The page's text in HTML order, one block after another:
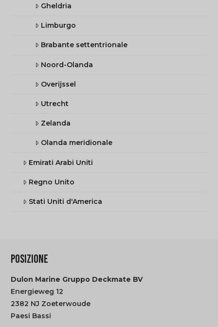
Gheldria
Limburgo
Brabante settentrionale
Noord-Olanda
Overijssel
Utrecht
Zelanda
Olanda meridionale
Emirati Arabi Uniti
Regno Unito
Stati Uniti d'America
POSIZIONE
Dulon Marine Gruppo Deckmate BV
Energieweg 12
2382 NJ Zoeterwoude
Paesi Bassi